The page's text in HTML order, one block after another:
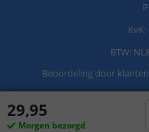
29,95
Morgen bezorgd
BTW:
Beoordeling door